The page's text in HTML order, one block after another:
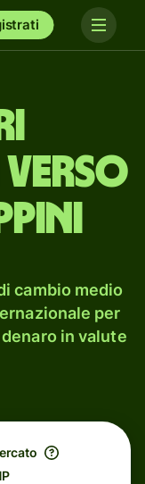
cambio medio
per
in valute